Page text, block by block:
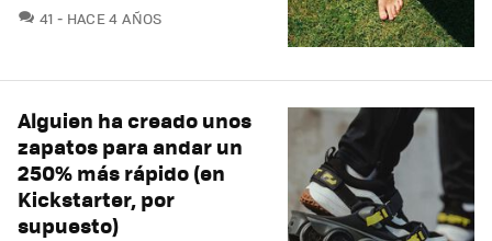
41 COMENTARIOS
HACE 4 AÑOS
Alguien ha creado unos
zapatos para andar un
250% más rápido (en
Kickstarter, por
supuesto)